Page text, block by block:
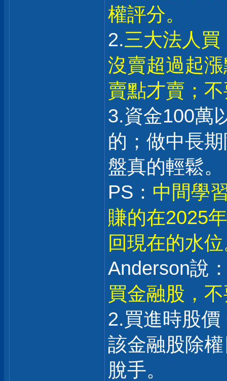
權評分。
2.三大法人
沒賣超過起
賣點才賣；
3.資金100萬
的；做中長
盤真的輕鬆。
PS： 中間學
賺的在2025
回現在的水
Anderson說
買金融股，
2.買進時股
該金融股除
脫手。